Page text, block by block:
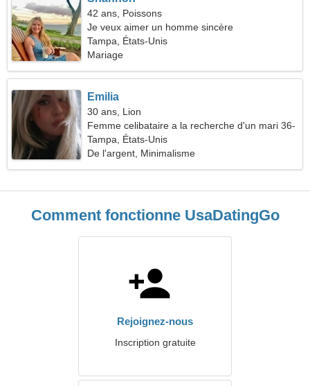
42 ans, Poissons
Je veux aimer un homme sincère
Tampa, États-Unis
Mariage
Emilia
30 ans, Lion
Femme celibataire a la recherche d'un mari 36-
40
Tampa, États-Unis
De l'argent, Minimalisme
Comment fonctionne UsaDatingGo
Rejoignez-nous
Inscription gratuite